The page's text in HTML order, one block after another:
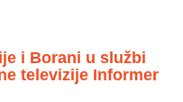
i Borani u službi
televizije Informer